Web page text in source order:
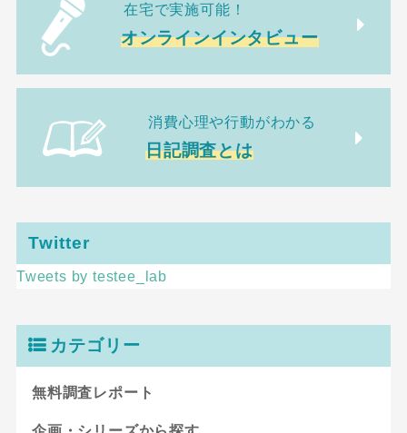
在宅で実施可能！
オンラインインタビュー
消費心理や行動がわかる
日記調査とは
Twitter
Tweets by testee_lab
カテゴリー
無料調査レポート